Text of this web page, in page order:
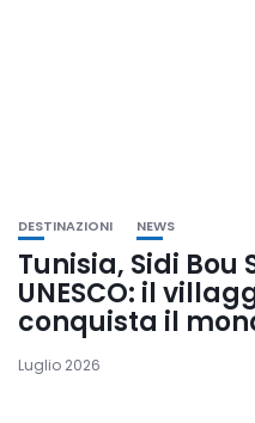
DESTINAZIONI NEWS
Tunisia, Sidi
UNESCO: il
conquista il
Luglio 2026